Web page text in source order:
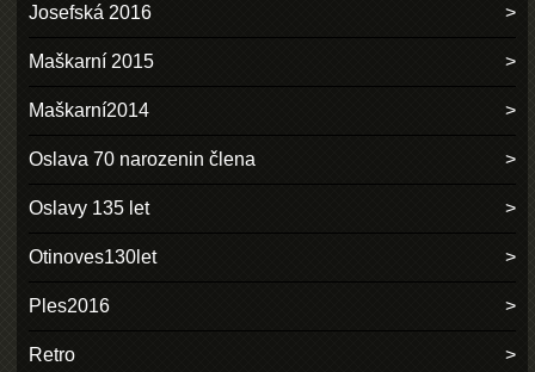
Josefská 2016
Maškarní 2015
Maškarní2014
Oslava 70 narozenin člena
Oslavy 135 let
Otinoves130let
Ples2016
Retro